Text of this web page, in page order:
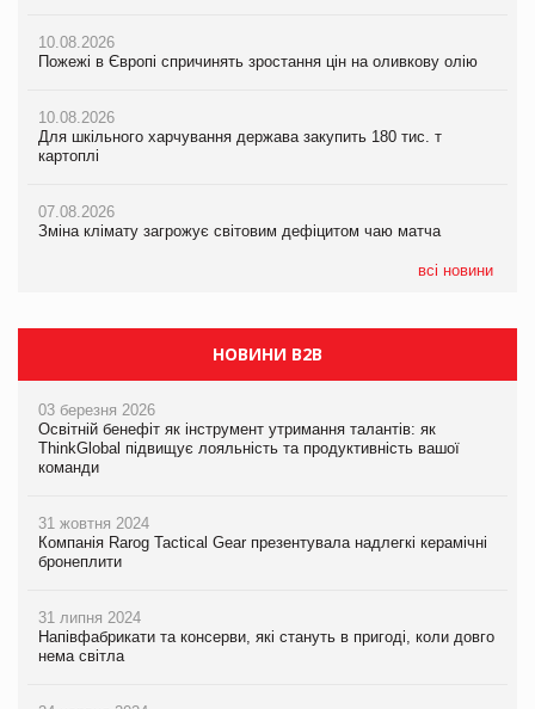
10.08.2026
Пожежі в Європі спричинять зростання цін на оливкову олію
10.08.2026
Для шкільного харчування держава закупить 180 тис. т
картоплі
07.08.2026
Зміна клімату загрожує світовим дефіцитом чаю матча
всі новини
10.08.2026
Пожежі в Європі спричинять зростання цін на оливкову олію
10.08.2026
Для шкільного харчування держава закупить 180 тис. т
картоплі
07.08.2026
Зміна клімату загрожує світовим дефіцитом чаю матча
Зміна клімату загрожує світовим дефіцитом чаю матча
Криза у Китаї може спричинити великі потрясіння для світової
економіки
Kraft Heinz скоротила збиток у першому півріччі
НОВИНИ B2B
03 березня 2026
Освітній бенефіт як інструмент утримання талантів: як
ThinkGlobal підвищує лояльність та продуктивність вашої
команди
31 жовтня 2024
Компанія Rarog Tactical Gear презентувала надлегкі керамічні
бронеплити
31 липня 2024
Напівфабрикати та консерви, які стануть в пригоді, коли довго
нема світла